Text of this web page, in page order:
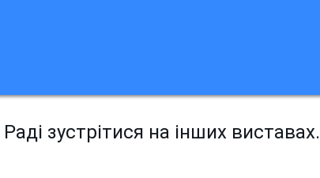
зустрітися на інших виставах.